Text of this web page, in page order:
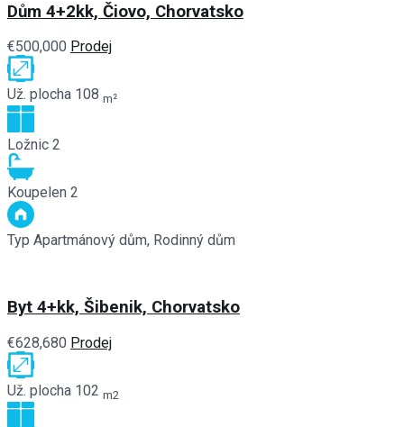
Dům 4+2kk, Čiovo, Chorvatsko
€500,000 Prodej
Už. plocha 108 m²
Ložnic 2
Koupelen 2
Typ Apartmánový dům, Rodinný dům
Byt 4+kk, Šibenik, Chorvatsko
€628,680 Prodej
Už. plocha 102 m2